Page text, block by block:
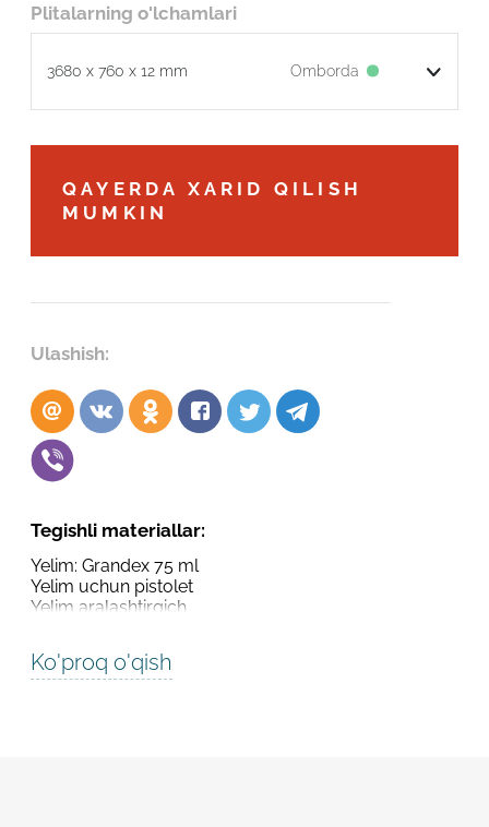
Plitalarning o'lchamlari
3680 x 760 x 12 mm Omborda
QAYERDA XARID QILISH
MUMKIN
Ulashish:
Tegishli materiallar:
Yelim: Grandex 75 ml
Yelim uchun pistolet
Yelim aralashtirgich
Ko'proq o'qish
Robot emasligingizni tasdiqlang
ARIZANI YUBORISH
Robot emasligingizni tasdiqlang